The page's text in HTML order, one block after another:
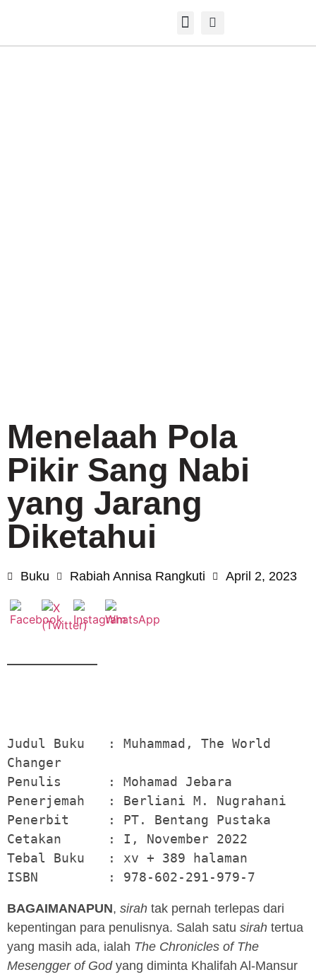
Menelaah Pola
Pikir Sang Nabi
yang Jarang
Diketahui
Buku Rabiah Annisa Rangkuti April 2, 2023
Judul Buku   : Muhammad, The World
Changer
Penulis      : Mohamad Jebara
Penerjemah   : Berliani M. Nugrahani
Penerbit     : PT. Bentang Pustaka
Cetakan      : I, November 2022
Tebal Buku   : xv + 389 halaman
BAGAIMANAPUN, sirah tak pernah terlepas dari
kepentingan para penulisnya. Salah satu sirah tertua
yang masih ada, ialah The Chronicles of The
Mesengger of Godyang diminta Khalifah Al-Mansur